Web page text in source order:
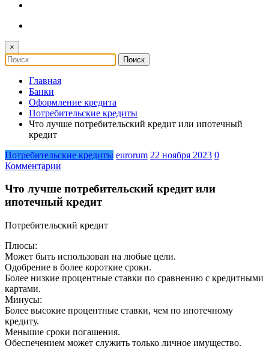
×
Главная
Банки
Оформление кредита
Потребительские кредиты
Что лучше потребительский кредит или ипотечный
кредит
Потребительские кредиты eurorum 22 ноября 2023 0
Комментарии
Что лучше потребительский кредит или
ипотечный кредит
Потребительский кредит
Плюсы:
Может быть использован на любые цели.
Одобрение в более короткие сроки.
Более низкие процентные ставки по сравнению с кредитными
картами.
Минусы:
Более высокие процентные ставки, чем по ипотечному
кредиту.
Меньшие сроки погашения.
Обеспечением может служить только личное имущество.